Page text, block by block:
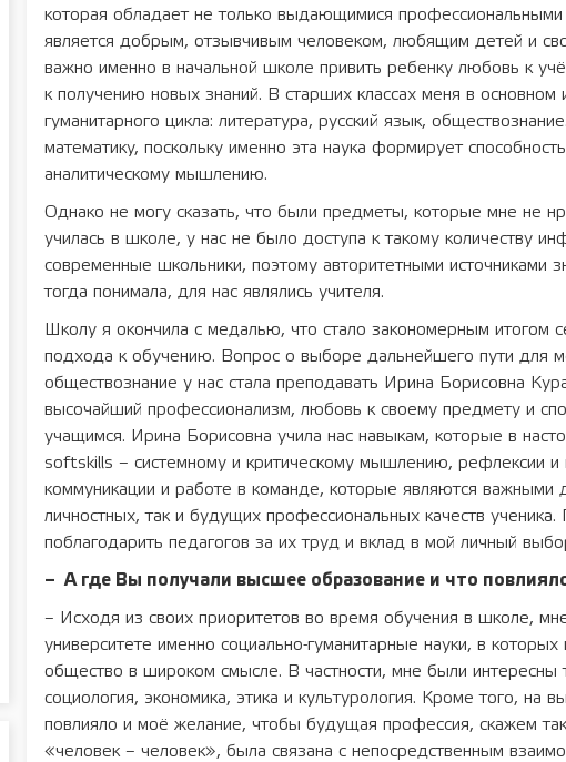
которая обладает не только выдающимися профессиональными
является добрым, отзывчивым человеком, любящим детей и
важно именно в начальной школе привить ребенку любовь к
к получению новых знаний. В старших классах меня в основном
гуманитарного цикла: литература, русский язык,
математику, поскольку именно эта наука формирует
аналитическому мышлению.
Однако не могу сказать, что были предметы, которые мне не
училась в школе, у нас не было доступа к такому количеству
современные школьники, поэтому авторитетными источниками
тогда понимала, для нас являлись учителя.
Школу я окончила с медалью, что стало закономерным итогом
подхода к обучению. Вопрос о выборе дальнейшего пути для
обществознание у нас стала преподавать Ирина Борисовна
высочайший профессионализм, любовь к своему предмету и
учащимся. Ирина Борисовна учила нас навыкам, которые в
softskills – системному и критическому мышлению, рефлексии и
коммуникации и работе в команде, которые являются важными
личностных, так и будущих профессиональных качеств
поблагодарить педагогов за их труд и вклад в мой личный
– А где Вы получали высшее образование и что
– Исходя из своих приоритетов во время обучения в школе,
университете именно социально-гуманитарные науки, в
общество в широком смысле. В частности, мне были интересны
социология, экономика, этика и культурология. Кроме того, на
повлияло и моё желание, чтобы будущая профессия, скажем
«человек – человек», была связана с непосредственным